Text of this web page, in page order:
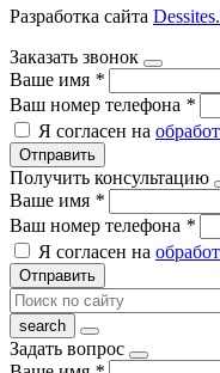
Разработка сайта
Заказать звонок
Ваше имя *
Ваш номер телефона *
Я согласен на
Отправить
Получить консультацию
Ваше имя *
Ваш номер телефона *
Я согласен на
Отправить
Задать вопрос